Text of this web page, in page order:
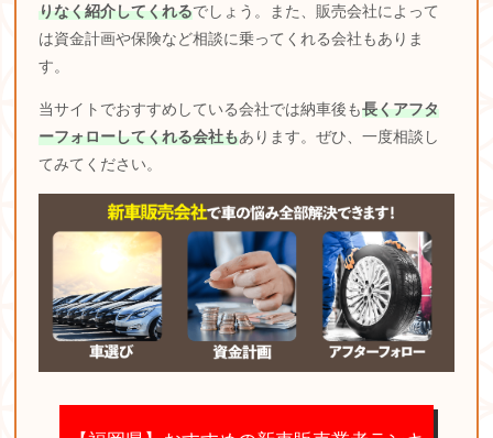
りなく紹介してくれるでしょう。また、販売会社によって
は資金計画や保険など相談に乗ってくれる会社もありま
す。
当サイトでおすすめしている会社では納車後も長くアフタ
ーフォローしてくれる会社もあります。ぜひ、一度相談し
てみてください。